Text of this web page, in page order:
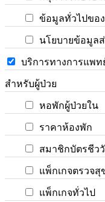
ข้อมูลทั่วไปขอ
นโยบายข้อมูล
บริการทางการแพท
สำหรับผู้ป่วย
หอพักผู้ป่วยใน
ราคาห้องพัก
สมาชิกบัตรชีว
แพ็กเกจตรวจสุ
แพ็กเกจทั่วไป